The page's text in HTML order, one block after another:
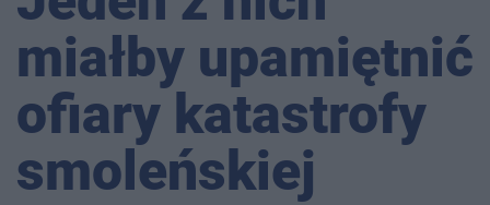
miałby upamiętnić
ofiary katastrofy
smoleńskiej